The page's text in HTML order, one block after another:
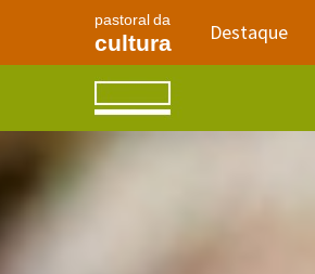
pastoral da
cultura Destaque